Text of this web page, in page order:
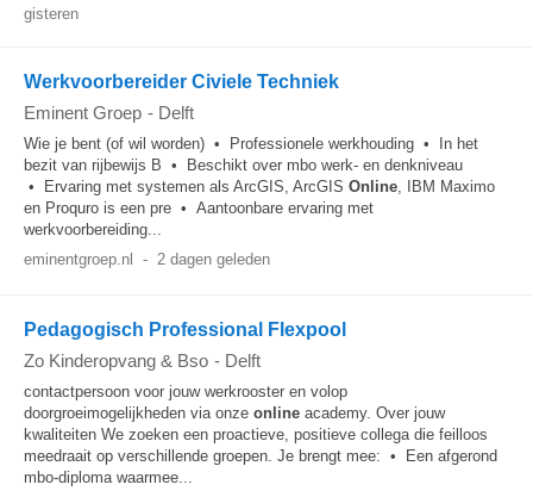
gisteren
Werkvoorbereider Civiele Techniek
Eminent Groep - Delft
Wie je bent (of wil worden) • Professionele werkhouding • In het
bezit van rijbewijs B • Beschikt over mbo werk- en denkniveau
• Ervaring met systemen als ArcGIS, ArcGIS Online, IBM Maximo
en Proquro is een pre • Aantoonbare ervaring met
werkvoorbereiding...
eminentgroep.nl
- 2 dagen geleden
Pedagogisch Professional Flexpool
Zo Kinderopvang & Bso - Delft
contactpersoon voor jouw werkrooster en volop
doorgroeimogelijkheden via onze online academy. Over jouw
kwaliteiten We zoeken een proactieve, positieve collega die feilloos
meedraait op verschillende groepen. Je brengt mee: • Een afgerond
mbo-diploma waarmee...